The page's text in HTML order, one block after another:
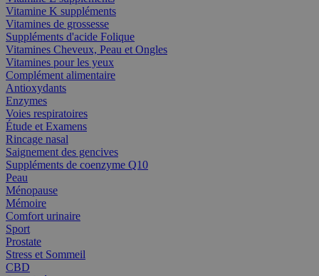
Vitamine K suppléments
Vitamines de grossesse
Suppléments d'acide Folique
Vitamines Cheveux, Peau et Ongles
Vitamines pour les yeux
Complément alimentaire
Antioxydants
Enzymes
Voies respiratoires
Étude et Examens
Rincage nasal
Saignement des gencives
Suppléments de coenzyme Q10
Peau
Ménopause
Mémoire
Comfort urinaire
Sport
Prostate
Stress et Sommeil
CBD